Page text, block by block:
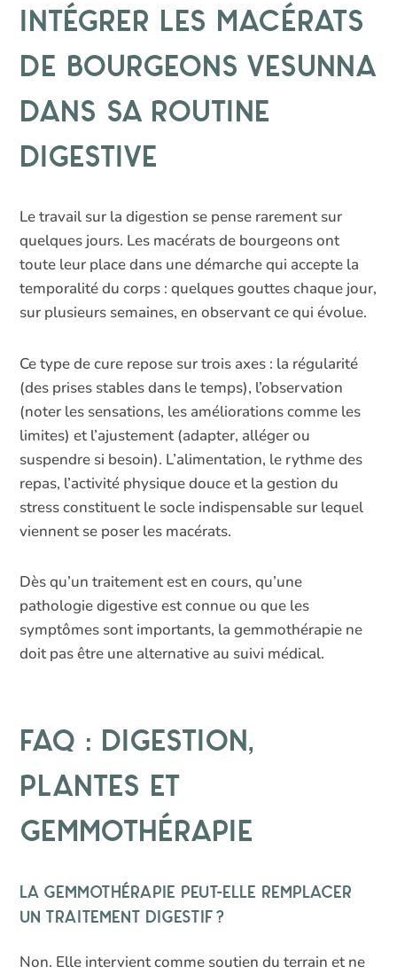
Intégrer les macérats
de bourgeons Vesunna
dans sa routine
digestive
Le travail sur la digestion se pense rarement sur
quelques jours. Les macérats de bourgeons ont
toute leur place dans une démarche qui accepte la
temporalité du corps : quelques gouttes chaque jour,
sur plusieurs semaines, en observant ce qui évolue.
Ce type de cure repose sur trois axes : la régularité
(des prises stables dans le temps), l’observation
(noter les sensations, les améliorations comme les
limites) et l’ajustement (adapter, alléger ou
suspendre si besoin). L’alimentation, le rythme des
repas, l’activité physique douce et la gestion du
stress constituent le socle indispensable sur lequel
viennent se poser les macérats.
Dès qu’un traitement est en cours, qu’une
pathologie digestive est connue ou que les
symptômes sont importants, la gemmothérapie ne
doit pas être une alternative au suivi médical.
FAQ : digestion,
plantes et
gemmothérapie
La gemmothérapie peut-elle remplacer
un traitement digestif ?
Non. Elle intervient comme soutien du terrain et ne